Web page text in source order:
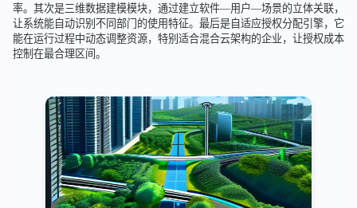
率。其次是三维数据建模模块，通过建立软件—用户—场景的立体关联，
让系统能自动识别不同部门的使用特征。最后是自适应授权分配引擎，它
能在运行过程中动态调整资源，特别适合混合云架构的企业，让授权成本
控制在最合理区间。